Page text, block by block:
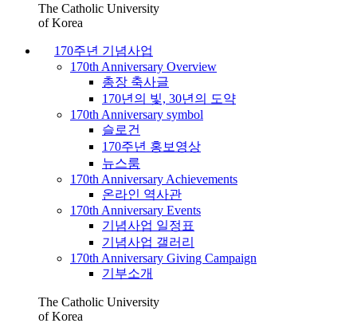
The Catholic University
of Korea
170주년 기념사업
170th Anniversary Overview
총장 축사글
170년의 빛, 30년의 도약
170th Anniversary symbol
슬로건
170주년 홍보영상
뉴스룸
170th Anniversary Achievements
온라인 역사관
170th Anniversary Events
기념사업 일정표
기념사업 갤러리
170th Anniversary Giving Campaign
기부소개
The Catholic University
of Korea